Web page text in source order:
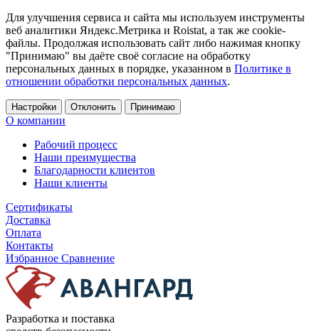
Для улучшения сервиса и сайта мы используем инструменты
веб аналитики Яндекс.Метрика и Roistat, а так же cookie-
файлы. Продолжая использовать сайт либо нажимая кнопку
"Принимаю" вы даёте своё согласие на обработку
персональных данных в порядке, указанном в Политике в
отношении обработки персональных данных.
Настройки Отклонить Принимаю
О компании
Рабочий процесс
Наши преимущества
Благодарности клиентов
Наши клиенты
Сертификаты
Доставка
Оплата
Контакты
Избранное Сравнение
Разработка и поставка